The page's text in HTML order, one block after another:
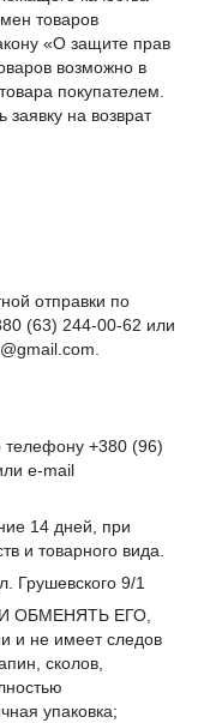
товаров
«О защите прав
возможно в
покупателем.
на возврат
отправки по
(63) 244-00-62 или
+380 (96)
e-mail
14 дней, при
и товарного вида.
Грушевского 9/1
ОБМЕНЯТЬ ЕГО,
и не имеет следов
сколов,
упаковка;